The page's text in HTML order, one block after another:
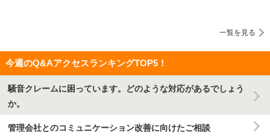
一覧を見る
今週のQ&AアクセスランキングTOP5！
騒音クレームに困っています。どのような対応があるでしょう
か。
管理会社とのコミュニケーション改善に向けたご相談